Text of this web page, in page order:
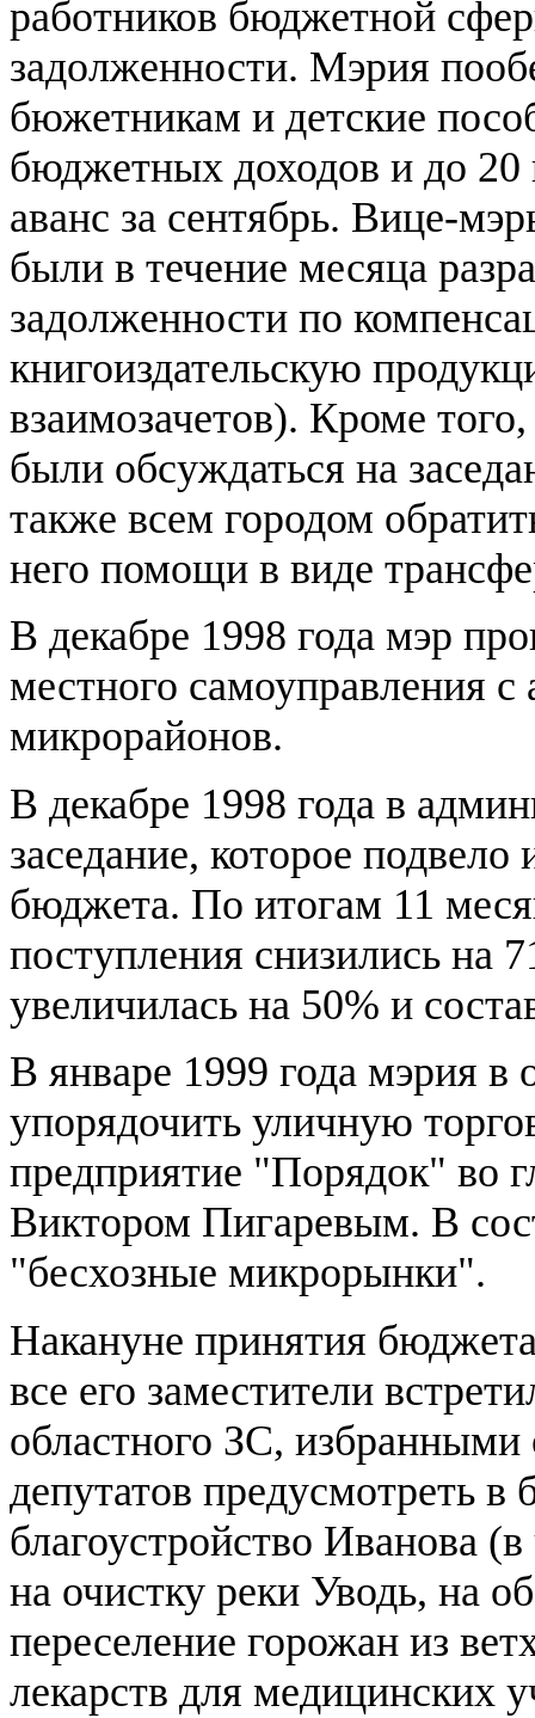
работников бюджетной
задолженности. Мэрия
бюжетникам и детские
бюджетных доходов и до
аванс за сентябрь. Вице-
были в течение месяца
задолженности по
книгоиздательскую
взаимозачетов). Кроме
были обсуждаться на
также всем городом
него помощи в виде
В декабре 1998 года мэр
местного самоуправления с
микрорайонов.
В декабре 1998 года в
заседание, которое
бюджета. По итогам 11
поступления снизились на
увеличилась на 50% и
В январе 1999 года мэрия в
упорядочить уличную
предприятие "Порядок" во
Виктором Пигаревым. В
"бесхозные микрорынки".
Накануне принятия
все его заместители
областного ЗС,
депутатов предусмотреть в
благоустройство Иванова
на очистку реки Уводь, на
переселение горожан из
лекарств для медицинских